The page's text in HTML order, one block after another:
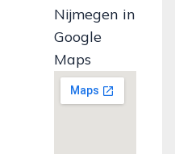
Nijmegen in
Google
Maps